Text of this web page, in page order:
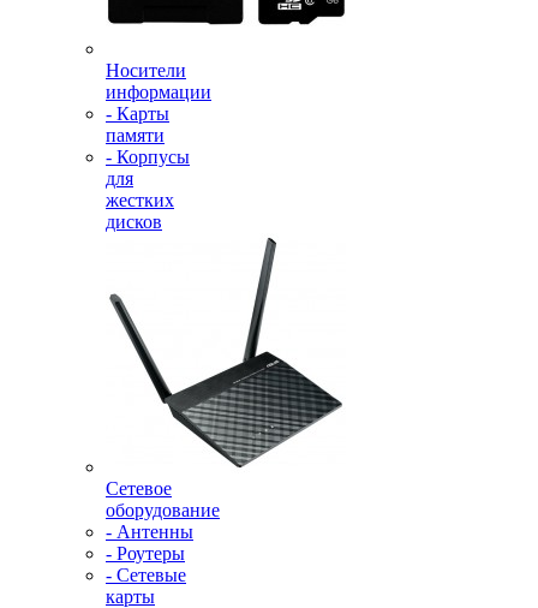
Носители
информации
- Карты
памяти
- Корпусы
для
жестких
дисков
Сетевое
оборудование
- Антенны
- Роутеры
- Сетевые
карты